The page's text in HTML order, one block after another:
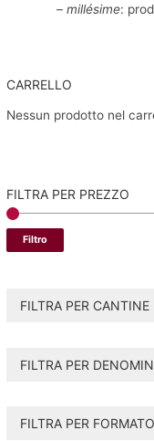
CARRELLO
Nessun prodotto nel
FILTRA PER PREZZO
Filtro
FILTRA PER CANTINE
FILTRA PER
FILTRA PER FORMATO
–millésime: